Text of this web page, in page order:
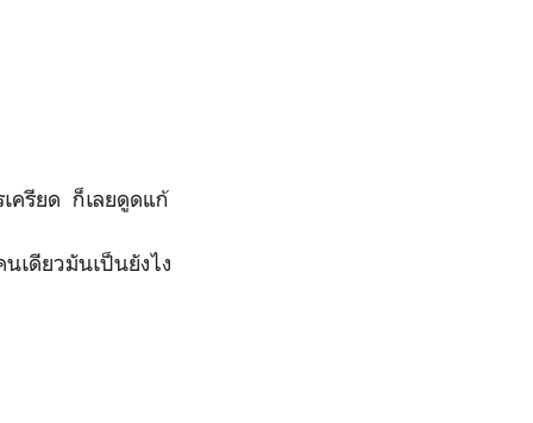
ครียด ก็เลยดูดแก้
เดียวมันเป็นยังไง